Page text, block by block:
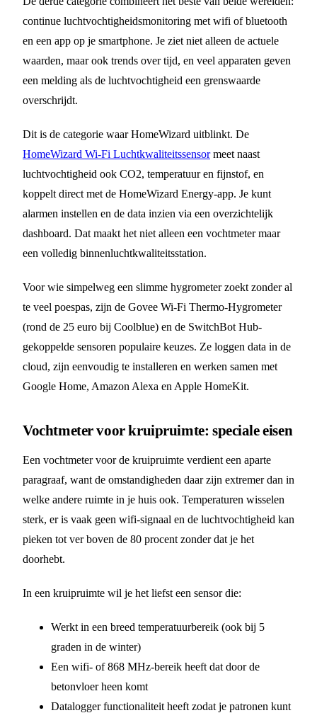
continue luchtvochtigheidsmonitoring met wifi of bluetooth
en een app op je smartphone. Je ziet niet alleen de actuele
waarden, maar ook trends over tijd, en veel apparaten geven
een melding als de luchtvochtigheid een grenswaarde
overschrijdt.
Dit is de categorie waar HomeWizard uitblinkt. De
HomeWizard Wi-Fi Luchtkwaliteitssensormeet naast
luchtvochtigheid ook CO2, temperatuur en fijnstof, en
koppelt direct met de HomeWizard Energy-app. Je kunt
alarmen instellen en de data inzien via een overzichtelijk
dashboard. Dat maakt het niet alleen een vochtmeter maar
een volledig binnenluchtkwaliteitsstation.
Voor wie simpelweg een slimme hygrometer zoekt zonder al
te veel poespas, zijn de Govee Wi-Fi Thermo-Hygrometer
(rond de 25 euro bij Coolblue) en de SwitchBot Hub-
gekoppelde sensoren populaire keuzes. Ze loggen data in de
cloud, zijn eenvoudig te installeren en werken samen met
Google Home, Amazon Alexa en Apple HomeKit.
Vochtmeter voor kruipruimte: speciale eisen
Een vochtmeter voor de kruipruimte verdient een aparte
paragraaf, want de omstandigheden daar zijn extremer dan in
welke andere ruimte in je huis ook. Temperaturen wisselen
sterk, er is vaak geen wifi-signaal en de luchtvochtigheid kan
pieken tot ver boven de 80 procent zonder dat je het
doorhebt.
In een kruipruimte wil je het liefst een sensor die:
Werkt in een breed temperatuurbereik (ook bij 5
graden in de winter)
Een wifi- of 868 MHz-bereik heeft dat door de
betonvloer heen komt
Datalogger functionaliteit heeft zodat je patronen kunt